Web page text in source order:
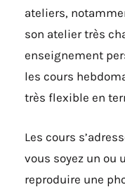
ateliers,
son atelier très
enseignement
les cours
très flexible en
Les cours
vous soyez un ou
reproduire une